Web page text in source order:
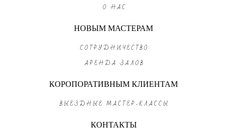
О НАС
НОВЫМ МАСТЕРАМ
СОТРУДНИЧЕСТВО
АРЕНДА ЗАЛОВ
КОРОПОРАТИВНЫМ КЛИЕНТАМ
ВЫЕЗДНЫЕ МАСТЕР-КЛАССЫ
КОНТАКТЫ